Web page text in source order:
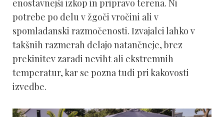
enostavnejši izkop in pripravo terena. Ni
potrebe po delu v žgoči vročini ali v
spomladanski razmočenosti. Izvajalci lahko v
takšnih razmerah delajo natančneje, brez
prekinitev zaradi neviht ali ekstremnih
temperatur, kar se pozna tudi pri kakovosti
izvedbe.